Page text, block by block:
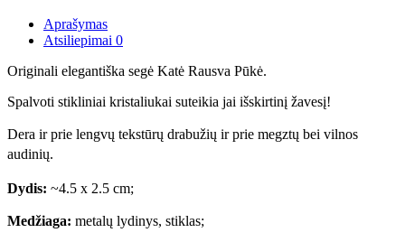
Aprašymas
Atsiliepimai 0
Originali elegantiška segė Katė Rausva Pūkė.
Spalvoti stikliniai kristaliukai suteikia jai išskirtinį žavesį!
Dera ir prie lengvų tekstūrų drabužių ir prie megztų bei vilnos
audinių.
Dydis: ~4.5 x 2.5 cm;
Medžiaga: metalų lydinys, stiklas;